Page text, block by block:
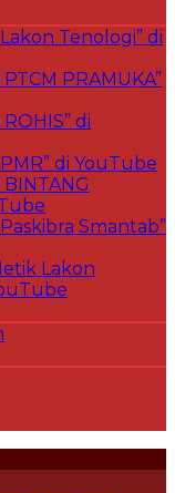
Tenologi” di
PRAMUKA”
di
di YouTube
Smantab”
Lakon